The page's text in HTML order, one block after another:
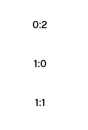
0:2
1:0
1:1